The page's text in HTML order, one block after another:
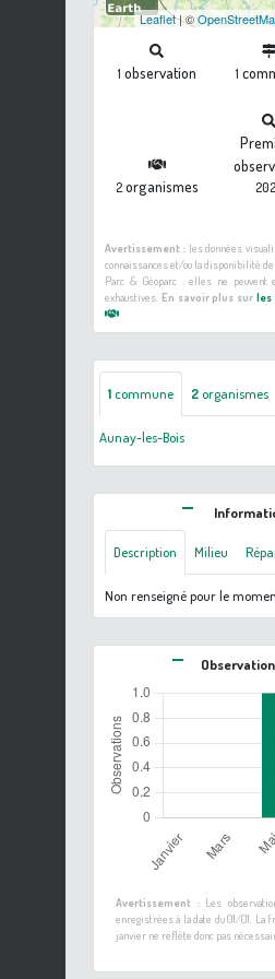
Leaflet| ©
1 observation 1
2organismes
Avertissement :les données
connaissances et/ou la disponibilité
Parc & Géoparc : elles ne peuvent
exhaustives. En savoir plus sur les
1commune 2organismes
Aunay-les-Bois
Description Milieu
Non renseigné pour le
Avertissement :Les
enregistrées à la date du 01/01. La
janvier ne reflète donc pas